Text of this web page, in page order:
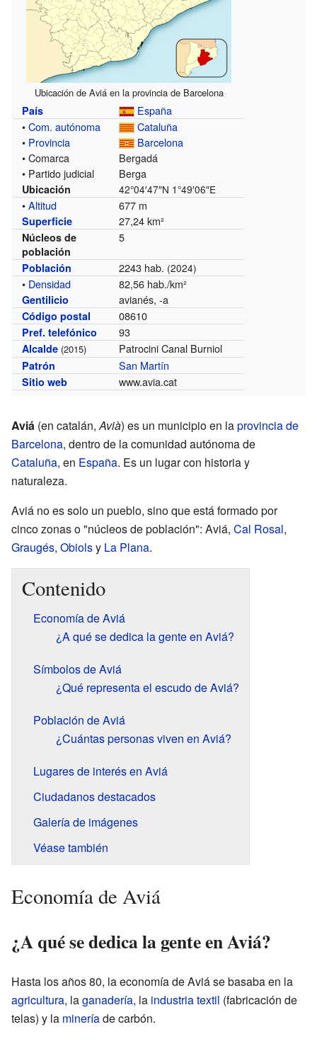
Ubicación de Aviá en la provincia de Barcelona
País
España
•Com. autónoma
Cataluña
• Provincia
Barcelona
• Comarca
Bergadá
• Partido judicial
Berga
Ubicación 42°04′47″N 1°49′06″E
•Altitud 677 m
Superficie 27,24 km²
Núcleos de
población
5
Población 2243 hab. (2024)
• Densidad 82,56 hab./km²
Gentilicio avianés, -a
Código postal 08610
Pref. telefónico 93
Alcalde (2015) Patrocini Canal Burniol
Patrón San Martín
Sitio web www.avia.cat
Aviá (en catalán,Avià) es un municipio en laprovincia de
Barcelona, dentro de la comunidad autónoma de
Cataluña, en España. Es un lugar con historia y
naturaleza.
Aviá no es solo un pueblo, sino que está formado por
cinco zonas o "núcleos de población": Aviá, Cal Rosal,
Graugés, Obiolsy La Plana.
Contenido
Economía de Aviá
¿A qué se dedica la gente en Aviá?
Símbolos de Aviá
¿Qué representa el escudo de Aviá?
Población de Aviá
¿Cuántas personas viven en Aviá?
Lugares de interés en Aviá
Ciudadanos destacados
Galería de imágenes
Véase también
Economía de Aviá
¿A qué se dedica la gente en Aviá?
Hasta los años 80, la economía de Aviá se basaba en la
agricultura, laganadería, la industria textil (fabricación de
telas) y la mineríade carbón.